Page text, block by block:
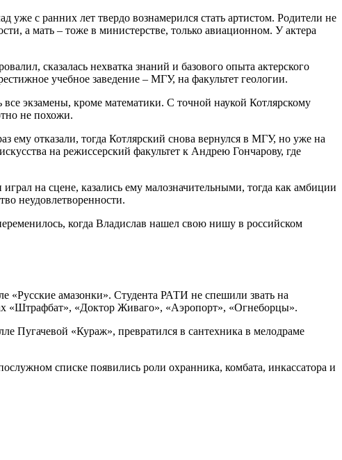
с ранних лет твердо вознамерился стать артистом. Родители не
а мать – тоже в министерстве, только авиационном. У актера
сказалась нехватка знаний и базового опыта актерского
учебное заведение – МГУ, на факультет геологии.
экзамены, кроме математики. С точной наукой Котлярскому
не похожи.
ему отказали, тогда Котлярский снова вернулся в МГУ, но уже на
на режиссерский факультет к Андрею Гончарову, где
на сцене, казались ему малозначительными, тогда как амбиции
неудовлетворенности.
когда Владислав нашел свою нишу в российском
«Русские амазонки». Студента РАТИ не спешили звать на
«Штрафбат», «Доктор Живаго», «Аэропорт», «Огнеборцы».
Пугачевой «Кураж», превратился в сантехника в мелодраме
списке появились роли охранника, комбата, инкассатора и